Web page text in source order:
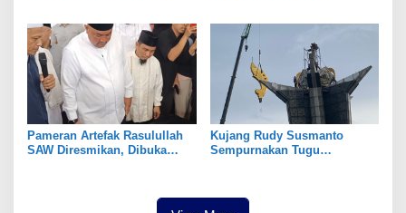
Pameran Artefak Rasulullah
SAW Diresmikan, Dibuka
Kujang Rudy Susmanto
Sempurnakan Tugu